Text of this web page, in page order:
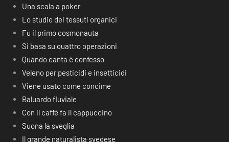
Una scala a poker
Lo studio dei tessuti organici
Fu il primo cosmonauta
Si basa su quattro operazioni
Quando canta è confesso
Veleno per pesticidi e insetticidi
Viene usato come concime
Baluardo fluviale
Con il caffè fa il cappuccino
Suona la sveglia
Il grande naturalista svedese